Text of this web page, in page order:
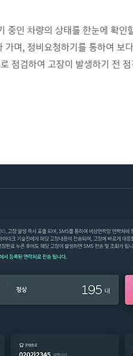
중인 차량의 상태를 한눈에 확인
며, 정비요청하기를 통하여 보
점검하여 고장이 발생하기 전